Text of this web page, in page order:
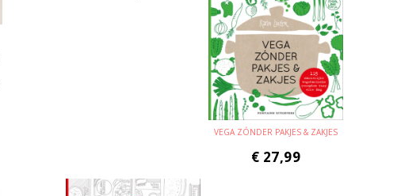
VEGA ZÓNDER PAKJES & ZAKJES
€ 27,99